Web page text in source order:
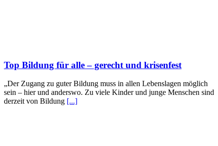
Top Bildung für alle – gerecht und krisenfest
„Der Zugang zu guter Bildung muss in allen Lebenslagen möglich
sein – hier und anderswo. Zu viele Kinder und junge Menschen sind
derzeit von Bildung [...]